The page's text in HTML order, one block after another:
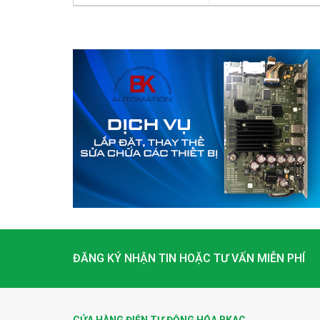
ĐĂNG KÝ NHẬN TIN HOẶC TƯ VẤN MIỄN PHÍ